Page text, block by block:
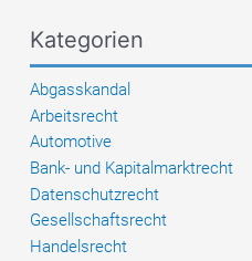
Kategorien
Abgasskandal
Arbeitsrecht
Automotive
Bank- und Kapitalmarktrecht
Datenschutzrecht
Gesellschaftsrecht
Handelsrecht